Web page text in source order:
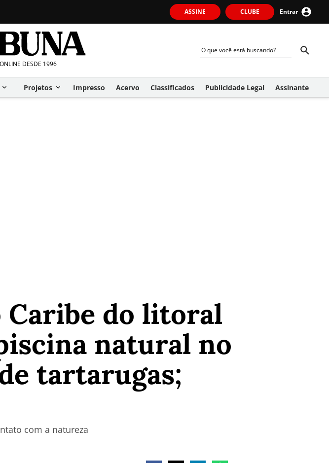
ASSINE CLUBE Entrar
DESDE 1996
Projetos Impresso Acervo Classificados Publicidade Legal Assinante
Caribe do litoral
natural no
tartarugas;
com a natureza